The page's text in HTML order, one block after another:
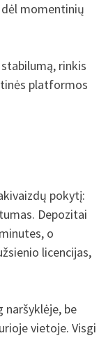
momentinių
rinkis
platformos
pokytį:
Depozitai
o
licencijas,
naršyklėje, be
vietoje. Visgi